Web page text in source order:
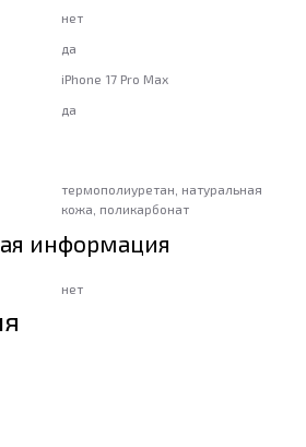
нет
да
iPhone 17 Pro Max
да
термополиуретан, натуральная
кожа, поликарбонат
информация
нет